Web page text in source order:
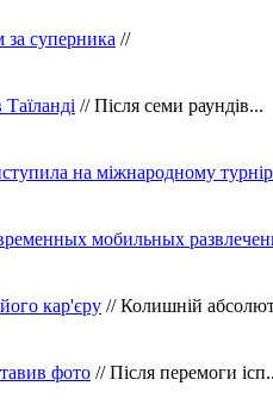
суперника //
// Після семи раундів...
на міжнародному
мобильных
кар'єру // Колишній
фото // Після перемоги